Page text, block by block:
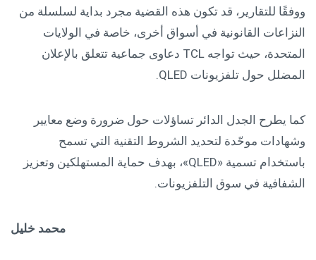
ووفقًا للتقارير، قد تكون هذه القضية مجرد بداية لسلسلة من
النزاعات القانونية في أسواق أخرى، خاصة في الولايات
المتحدة، حيث تواجه TCL دعاوى جماعية تتعلق بالإعلان
المضلل حول تلفزيونات QLED.
كما يطرح الجدل الدائر تساؤلات حول ضرورة وضع معايير
وشهادات موحّدة لتحديد الشروط التقنية التي تسمح
باستخدام تسمية «QLED»، بهدف حماية المستهلكين وتعزيز
الشفافية في سوق التلفزيونات.
محمد خليل